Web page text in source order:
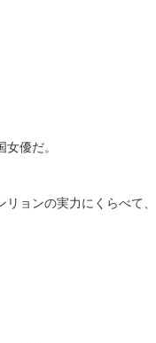
優だ。
ョンの実力にくらべて、